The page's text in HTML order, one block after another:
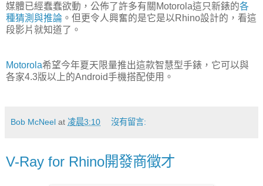
媒體已經蠢蠢欲動，公佈了許多有關Motorola這只新錶的各
種猜測與推論 。但更令人興奮的是它是以Rhino設計的，看這
段影片就知道了。
Motorola希望今年夏天限量推出這款智慧型手錶，它可以與
各家4.3版以上的Android手機搭配使用。
Bob McNeel at 凌晨3:10 沒有留言:
V-Ray for Rhino開發商徵才